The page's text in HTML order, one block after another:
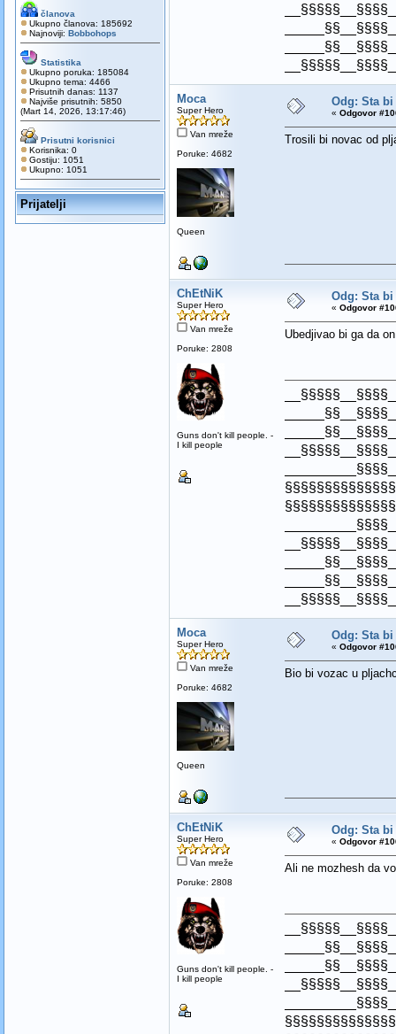
članova
Ukupno članova: 185692
Najnoviji: Bobbohops
Statistika
Ukupno poruka: 185084
Ukupno tema: 4466
Prisutnih danas: 1137
Najviše prisutnih: 5850
(Mart 14, 2026, 13:17:46)
Prisutni korisnici
Korisnika: 0
Gostiju: 1051
Ukupno: 1051
Prijatelji
Moca
Super Hero
Van mreže
Poruke: 4682
Queen
Odg: Sta
« Odgovor
Trosili bi novac od
ChEtNiK
Super Hero
Van mreže
Poruke: 2808
Guns don't kill people. -
I kill people
Odg: Sta
« Odgovor
Ubedjivao bi ga da
Moca
Super Hero
Van mreže
Poruke: 4682
Queen
Odg: Sta
« Odgovor
Bio bi vozac u
ChEtNiK
Super Hero
Van mreže
Poruke: 2808
Guns don't kill people. -
I kill people
Odg: Sta
« Odgovor
Ali ne mozhesh da